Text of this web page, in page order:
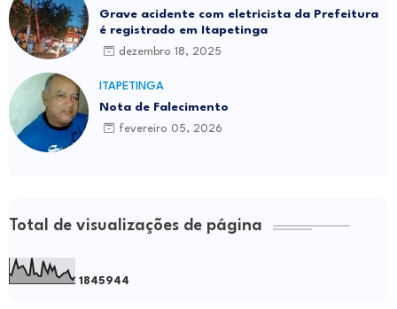
Grave acidente com eletricista da Prefeitura
é registrado em Itapetinga
dezembro 18, 2025
ITAPETINGA
Nota de Falecimento
fevereiro 05, 2026
Total de visualizações de página
1 845944